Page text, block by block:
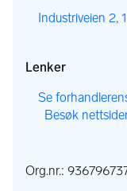
Industriveien 2,
Lenker
Se
Besøk
Org.nr.: